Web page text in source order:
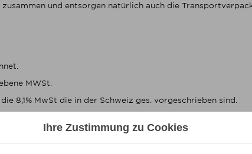
und entsorgen natürlich auch die
MWSt.
8,1% MwSt die in der Schweiz ges. vorgeschrieben sind.
alle Zollgebühren für Sie.
Ihre Zustimmung zu Cookies